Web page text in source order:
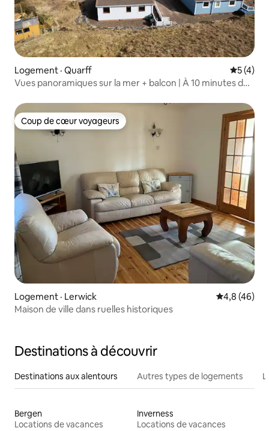
Logement · Quarff Note
5 (4)
Vues panoramiques sur la mer + balcon | À 10 minutes de
Coup de cœur voyageurs
Coup de cœur voyageurs
Logement · Lerwick Note
4,8 (46)
Maison de ville dans ruelles historiques
Destinations à découvrir
Destinations aux alentours Autres types de logements
Bergen
Locations de vacances
Inverness
Locations de vacances